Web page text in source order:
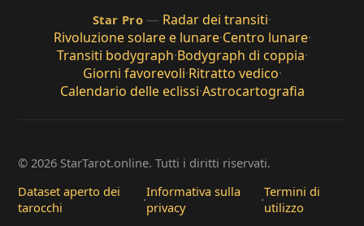
Star Pro — Radar dei transiti·
Rivoluzione solare e lunare·Centro lunare·
Transiti bodygraph·Bodygraph di coppia·
Giorni favorevoli·Ritratto vedico·
Calendario delle eclissi·Astrocartografia
© 2026 StarTarot.online. Tutti i diritti riservati.
Dataset aperto dei
tarocchi
·Informativa sulla
privacy
·Termini di
utilizzo